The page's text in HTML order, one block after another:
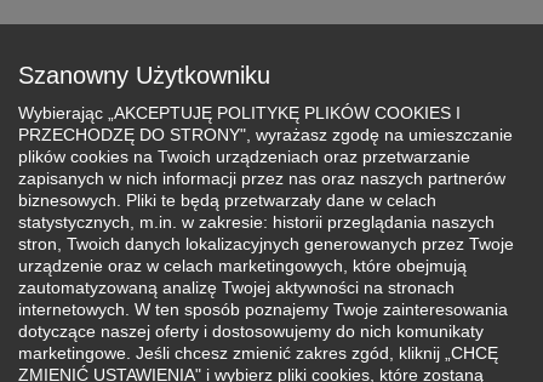
Przejdź
do
treści
Akcja charytatywna
im. Eli Bednarkiewicz
Szanowny Użytkowniku
Wybierając „AKCEPTUJĘ POLITYKĘ PLIKÓW COOKIES I
PRZECHODZĘ DO STRONY", wyrażasz zgodę na umieszczanie
plików cookies na Twoich urządzeniach oraz przetwarzanie
zapisanych w nich informacji przez nas oraz naszych partnerów
biznesowych. Pliki te będą przetwarzały dane w celach
statystycznych, m.in. w zakresie: historii przeglądania naszych
stron, Twoich danych lokalizacyjnych generowanych przez Twoje
urządzenie oraz w celach marketingowych, które obejmują
zautomatyzowaną analizę Twojej aktywności na stronach
internetowych. W ten sposób poznajemy Twoje zainteresowania
dotyczące naszej oferty i dostosowujemy do nich komunikaty
marketingowe. Jeśli chcesz zmienić zakres zgód, kliknij „CHCĘ
ZMIENIĆ USTAWIENIA" i wybierz pliki cookies, które zostaną